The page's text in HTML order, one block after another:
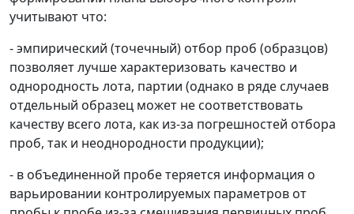
учитывают что:
- эмпирический (точечный) отбор проб (образцов)
позволяет лучше характеризовать качество и
однородность лота, партии (однако в ряде случаев
отдельный образец может не соответствовать
качеству всего лота, как из-за погрешностей отбора
проб, так и неоднородности продукции);
- в объединенной пробе теряется информация о
варьировании контролируемых параметров от